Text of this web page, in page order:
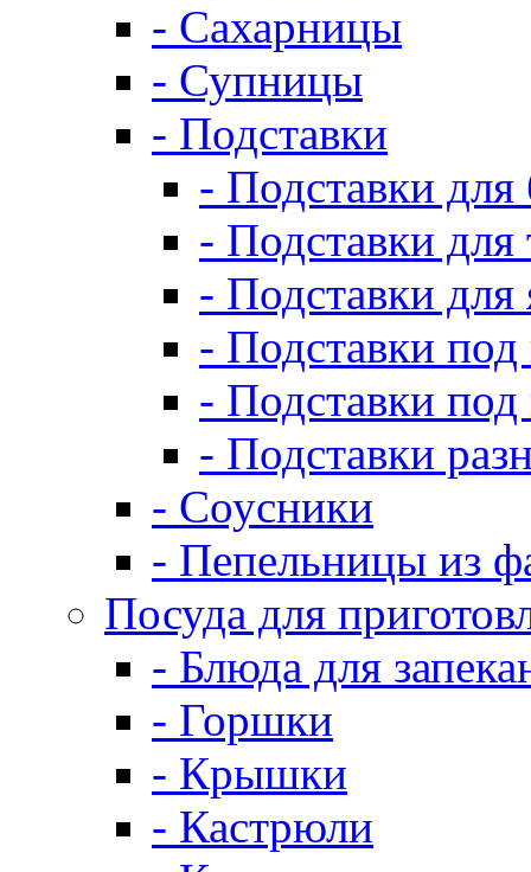
- Сахарницы
- Супницы
- Подставки
- Подставки
- Подставки для
- Подставки для
- Подставки
- Подставки под
- Подставки
- Соусники
- Пепельницы из
Посуда для
- Блюда для
- Горшки
- Крышки
- Кастрюли